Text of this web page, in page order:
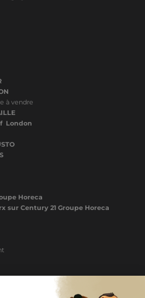
à vendre
London
Horeca
sur Century 21 Groupe Horeca